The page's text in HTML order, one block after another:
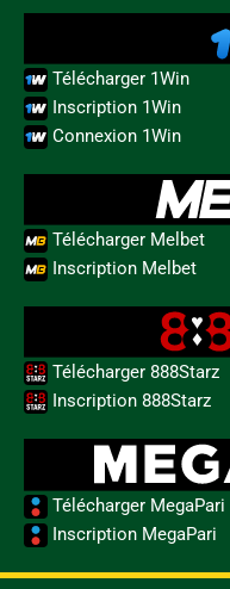
Télécharger 1Win
Inscription 1Win
Connexion 1Win
Télécharger Melbet
Inscription Melbet
Télécharger 888Starz
Inscription 888Starz
Télécharger MegaPari
Inscription MegaPari